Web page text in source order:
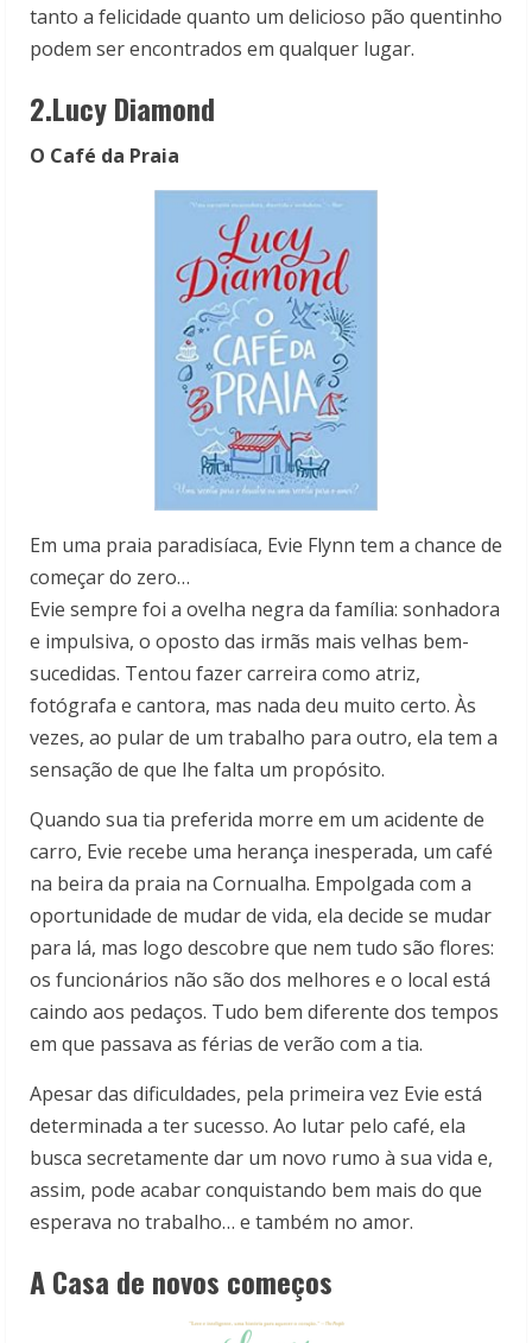
tanto a felicidade quanto um delicioso pão quentinho
podem ser encontrados em qualquer lugar.
2.Lucy Diamond
O Café da Praia
Em uma praia paradisíaca, Evie Flynn tem a chance de
começar do zero…
Evie sempre foi a ovelha negra da família: sonhadora
e impulsiva, o oposto das irmãs mais velhas bem-
sucedidas. Tentou fazer carreira como atriz,
fotógrafa e cantora, mas nada deu muito certo. Às
vezes, ao pular de um trabalho para outro, ela tem a
sensação de que lhe falta um propósito.
Quando sua tia preferida morre em um acidente de
carro, Evie recebe uma herança inesperada, um café
na beira da praia na Cornualha. Empolgada com a
oportunidade de mudar de vida, ela decide se mudar
para lá, mas logo descobre que nem tudo são flores:
os funcionários não são dos melhores e o local está
caindo aos pedaços. Tudo bem diferente dos tempos
em que passava as férias de verão com a tia.
Apesar das dificuldades, pela primeira vez Evie está
determinada a ter sucesso. Ao lutar pelo café, ela
busca secretamente dar um novo rumo à sua vida e,
assim, pode acabar conquistando bem mais do que
esperava no trabalho… e também no amor.
A Casa de novos começos